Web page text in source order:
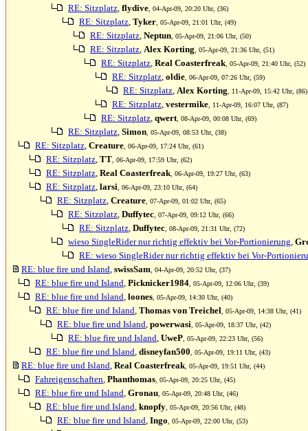
RE: Sitzplatz, flydive , 04-Apr-09, 20:20 Uhr, (36)
RE: Sitzplatz, Tyker , 05-Apr-09, 21:01 Uhr, (49)
RE: Sitzplatz, Neptun , 05-Apr-09, 21:06 Uhr, (50)
RE: Sitzplatz, Alex Korting , 05-Apr-09, 21:36 Uhr, (51)
RE: Sitzplatz, Real Coasterfreak , 05-Apr-09, 21:40 Uhr, (52)
RE: Sitzplatz, oldie , 06-Apr-09, 07:26 Uhr, (59)
RE: Sitzplatz, Alex Korting , 11-Apr-09, 15:42 Uhr, (86)
RE: Sitzplatz, vestermike , 11-Apr-09, 16:07 Uhr, (87)
RE: Sitzplatz, qwert , 08-Apr-09, 00:08 Uhr, (69)
RE: Sitzplatz, Simon , 05-Apr-09, 08:53 Uhr, (38)
RE: Sitzplatz, Creature , 06-Apr-09, 17:24 Uhr, (61)
RE: Sitzplatz, TT , 06-Apr-09, 17:59 Uhr, (62)
RE: Sitzplatz, Real Coasterfreak , 06-Apr-09, 19:27 Uhr, (63)
RE: Sitzplatz, larsi , 06-Apr-09, 23:10 Uhr, (64)
RE: Sitzplatz, Creature , 07-Apr-09, 01:02 Uhr, (65)
RE: Sitzplatz, Duffytec , 07-Apr-09, 09:12 Uhr, (66)
RE: Sitzplatz, Duffytec , 08-Apr-09, 21:31 Uhr, (72)
wieso SingleRider nur richtig effektiv bei Vor-Portionierung,
RE: wieso SingleRider nur richtig effektiv bei Vor-
RE: blue fire und Island, swissSam , 04-Apr-09, 20:52 Uhr, (37)
RE: blue fire und Island, Picknicker1984 , 05-Apr-09, 12:06 Uhr, (39)
RE: blue fire und Island, loones , 05-Apr-09, 14:30 Uhr, (40)
RE: blue fire und Island, Thomas von Treichel , 05-Apr-09, 14:38 Uhr, (41)
RE: blue fire und Island, powerwasi , 05-Apr-09, 18:37 Uhr, (42)
RE: blue fire und Island, UweP , 05-Apr-09, 22:23 Uhr, (56)
RE: blue fire und Island, disneyfan500 , 05-Apr-09, 19:11 Uhr, (43)
RE: blue fire und Island, Real Coasterfreak , 05-Apr-09, 19:51 Uhr, (44)
Fahreigenschaften, Phanthomas , 05-Apr-09, 20:25 Uhr, (45)
RE: blue fire und Island, Gronau , 05-Apr-09, 20:48 Uhr, (46)
RE: blue fire und Island, knopfy , 05-Apr-09, 20:56 Uhr, (48)
RE: blue fire und Island, Ingo , 05-Apr-09, 22:00 Uhr, (53)